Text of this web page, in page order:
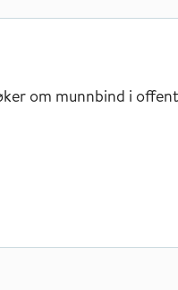
om munnbind i